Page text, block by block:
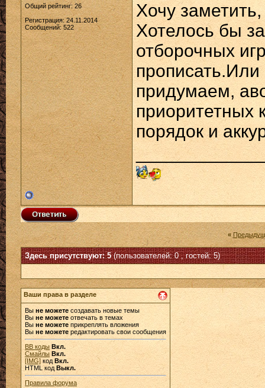
Общий рейтинг: 26
Регистрация: 24.11.2014
Сообщений: 522
Хочу
Хотелось бы
отборочных
прописать.Или
придумаем,
приоритетных
порядок и
«
Здесь присутствуют: 5(пользователей: 0 , гостей: 5)
Ваши права в разделе
Вы не можете создавать новые темы
Выне можете отвечать в темах
Выне можете прикреплять вложения
Вы не можетередактировать свои сообщения
BB коды Вкл.
Смайлы Вкл.
[IMG] код Вкл.
HTML код Выкл.
Правила форума